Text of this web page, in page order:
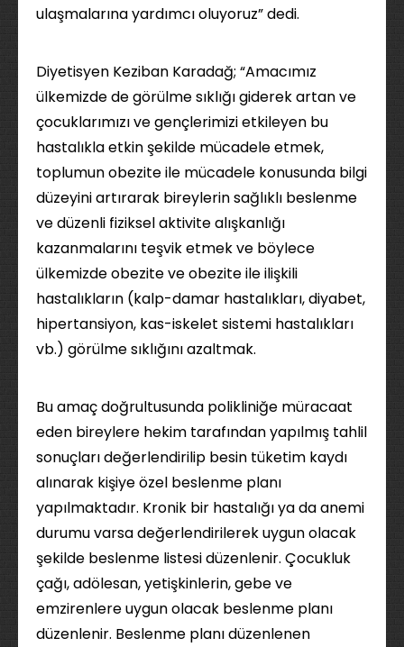
ulaşmalarına yardımcı oluyoruz” dedi.
Diyetisyen Keziban Karadağ; “Amacımız
ülkemizde de görülme sıklığı giderek artan ve
çocuklarımızı ve gençlerimizi etkileyen bu
hastalıkla etkin şekilde mücadele etmek,
toplumun obezite ile mücadele konusunda bilgi
düzeyini artırarak bireylerin sağlıklı beslenme
ve düzenli fiziksel aktivite alışkanlığı
kazanmalarını teşvik etmek ve böylece
ülkemizde obezite ve obezite ile ilişkili
hastalıkların (kalp-damar hastalıkları, diyabet,
hipertansiyon, kas-iskelet sistemi hastalıkları
vb.) görülme sıklığını azaltmak.
Bu amaç doğrultusunda polikliniğe müracaat
eden bireylere hekim tarafından yapılmış tahlil
sonuçları değerlendirilip besin tüketim kaydı
alınarak kişiye özel beslenme planı
yapılmaktadır. Kronik bir hastalığı ya da anemi
durumu varsa değerlendirilerek uygun olacak
şekilde beslenme listesi düzenlenir. Çocukluk
çağı, adölesan, yetişkinlerin, gebe ve
emzirenlere uygun olacak beslenme planı
düzenlenir. Beslenme planı düzenlenen